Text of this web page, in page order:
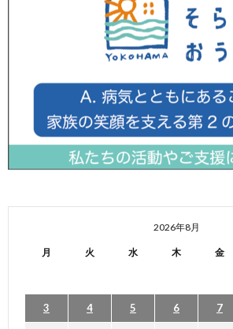
2026年8月
月 火 水 木 金
3 4 5 6 7